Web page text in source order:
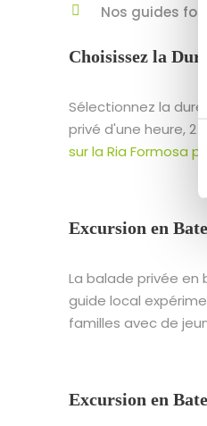
Nos guides
Choisissez la
Sélectionnez la
privé d'une heure, 2
sur la Ria Formosa
Excursion en
La balade privée en
guide local
familles avec de
Excursion en